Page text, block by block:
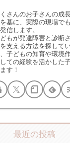
さんのお子さんの成
基に、実際の現場で
信します。
もが発達障害と診断
支える方法を探してい
子どもの知育や環境
ての経験を活かした
す！
最近の投稿